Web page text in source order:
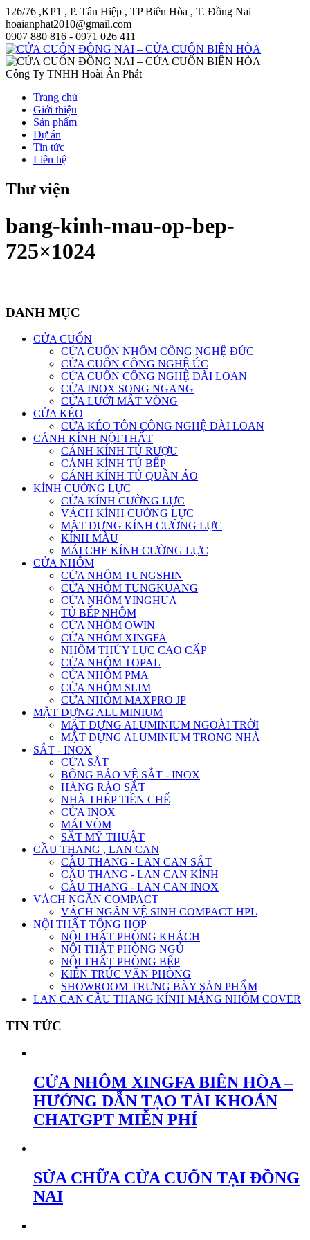
126/76 ,KP1 , P. Tân Hiệp , TP Biên Hòa , T. Đồng Nai
hoaianphat2010@gmail.com
0907 880 816 - 0971 026 411
Công Ty TNHH Hoài Ân Phát
Trang chủ
Giới thiệu
Sản phẩm
Dự án
Tin tức
Liên hệ
Thư viện
bang-kinh-mau-op-bep-
725×1024
DANH MỤC
CỬA CUỐN
CỬA CUỐN NHÔM CÔNG NGHỆ ĐỨC
CỬA CUỐN CÔNG NGHỆ ÚC
CỬA CUỐN CÔNG NGHỆ ĐÀI LOAN
CỬA INOX SONG NGANG
CỬA LƯỚI MẮT VÕNG
CỬA KÉO
CỬA KÉO TÔN CÔNG NGHỆ ĐÀI LOAN
CÁNH KÍNH NỘI THẤT
CÁNH KÍNH TỦ RƯỢU
CÁNH KÍNH TỦ BẾP
CÁNH KÍNH TỦ QUẦN ÁO
KÍNH CƯỜNG LỰC
CỬA KÍNH CƯỜNG LỰC
VÁCH KÍNH CƯỜNG LỰC
MẶT DỰNG KÍNH CƯỜNG LỰC
KÍNH MÀU
MÁI CHE KÍNH CƯỜNG LỰC
CỬA NHÔM
CỬA NHÔM TUNGSHIN
CỬA NHÔM TUNGKUANG
CỬA NHÔM YINGHUA
TỦ BẾP NHÔM
CỬA NHÔM OWIN
CỬA NHÔM XINGFA
NHÔM THỦY LỰC CAO CẤP
CỬA NHÔM TOPAL
CỬA NHÔM PMA
CỬA NHÔM SLIM
CỬA NHÔM MAXPRO JP
MẶT DỰNG ALUMINIUM
MẶT DỰNG ALUMINIUM NGOÀI TRỜI
MẶT DỰNG ALUMINIUM TRONG NHÀ
SẮT - INOX
CỬA SẮT
BÔNG BẢO VỆ SẮT - INOX
HÀNG RÀO SẮT
NHÀ THÉP TIỀN CHẾ
CỬA INOX
MÁI VÒM
SẮT MỸ THUẬT
CẦU THANG , LAN CAN
CẦU THANG - LAN CAN SẮT
CẦU THANG - LAN CAN KÍNH
CẦU THANG - LAN CAN INOX
VÁCH NGĂN COMPACT
VÁCH NGĂN VỆ SINH COMPACT HPL
NỘI THẤT TỔNG HỢP
NỘI THẤT PHÒNG KHÁCH
NỘI THẤT PHÒNG NGỦ
NỘI THẤT PHÒNG BẾP
KIẾN TRÚC VĂN PHÒNG
SHOWROOM TRƯNG BÀY SẢN PHẨM
LAN CAN CẦU THANG KÍNH MÁNG NHÔM COVER
TIN TỨC
CỬA NHÔM XINGFA BIÊN HÒA –
HƯỚNG DẪN TẠO TÀI KHOẢN
CHATGPT MIỄN PHÍ
SỬA CHỮA CỬA CUỐN TẠI ĐỒNG
NAI